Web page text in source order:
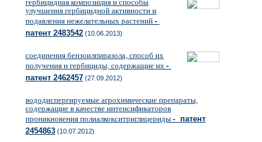
гербицидная композиция и способы
улучшения гербицидной активности и
подавления нежелательных растений -
патент 2483542 (10.06.2013)
соединения бензоилпиразола, способ их
получения и гербициды, содержащие их -
патент 2462457 (27.09.2012)
вододиспергируемые агрохимические препараты,
содержащие в качестве интенсификаторов
проникновения полиалкокситриглицериды - патент
2454863 (10.07.2012)